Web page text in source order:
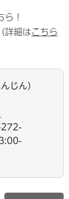
！
詳細はこちら
じん）
272-